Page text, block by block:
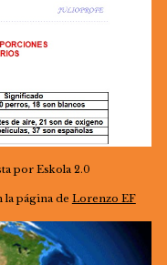
por Eskola 2.0
la página de Lorenzo EF